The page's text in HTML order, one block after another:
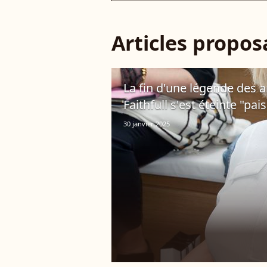
Articles
La fin d'une légende des
Faithfull s'est éteinte
30 janvier 2025